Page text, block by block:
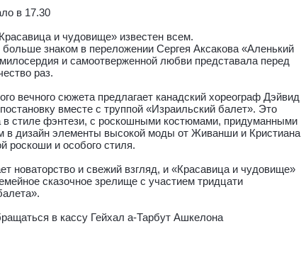
в 17.30
и чудовище» известен всем.
знаком в переложении Сергея Аксакова «Аленький
и самоотверженной любви представала перед
раз.
вечного сюжета предлагает канадский хореограф Дэйвид
вместе с труппой «Израильский балет». Это
в стиле фэнтези, с роскошными костюмами, придуманными
дизайн элементы высокой моды от Живанши и Кристиана
роскоши и особого стиля.
новаторство и свежий взгляд, и «Красавица и чудовище»
сказочное зрелище с участием тридцати
в кассу Гейхал а-Тарбут Ашкелона